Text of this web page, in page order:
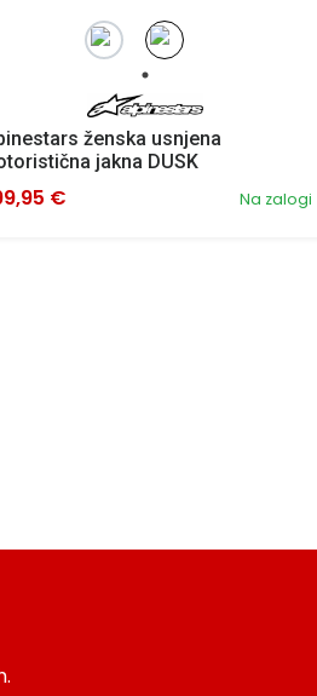
ženska usnjena
jakna DUSK
Na zalogi
€